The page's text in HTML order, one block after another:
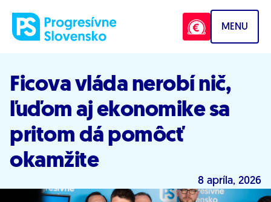
MENU
Ficova vláda nerobí nič,
ľuďom aj ekonomike sa
pritom dá pomôcť
okamžite
8 apríla, 2026